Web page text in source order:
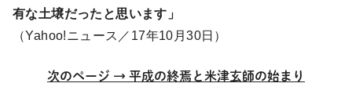
有な土壌だったと思います」
（Yahoo!ニュース／17年10月30日）
次のページ → 平成の終焉と米津玄師の始まり